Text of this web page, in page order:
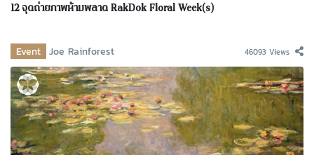
12 จุดถ่ายภาพห้ามพลาด RakDok Floral Week(s)
Event Joe Rainforest 46093 Views